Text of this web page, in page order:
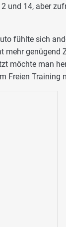
und 14, aber
fühlte sich
genügend
möchte man
Freien Training